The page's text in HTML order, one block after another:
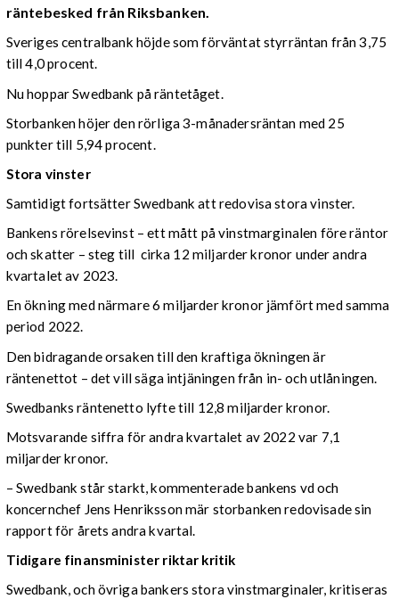
räntebesked från Riksbanken.
Sveriges centralbank höjde som förväntat styrräntan från 3,75
till 4,0 procent.
Nu hoppar Swedbank på räntetåget.
Storbanken höjer den rörliga 3-månadersräntan med 25
punkter till 5,94 procent.
Stora vinster
Samtidigt fortsätter Swedbank att redovisa stora vinster.
Bankens rörelsevinst – ett mått på vinstmarginalen före räntor
och skatter – steg till cirka 12 miljarder kronor under andra
kvartalet av 2023.
En ökning med närmare 6 miljarder kronor jämfört med samma
period 2022.
Den bidragande orsaken till den kraftiga ökningen är
räntenettot – det vill säga intjäningen från in- och utlåningen.
Swedbanks räntenetto lyfte till 12,8 miljarder kronor.
Motsvarande siffra för andra kvartalet av 2022 var 7,1
miljarder kronor.
– Swedbank står starkt, kommenterade bankens vd och
koncernchef Jens Henriksson mär storbanken redovisade sin
rapport för årets andra kvartal.
Tidigare finansminister riktar kritik
Swedbank, och övriga bankers stora vinstmarginaler, kritiseras